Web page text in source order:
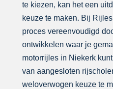
te kiezen, kan het een
keuze te maken. Bij
proces vereenvoudigd
ontwikkelen waar je
motorrijles in Niekerk
van aangesloten
weloverwogen keuze te